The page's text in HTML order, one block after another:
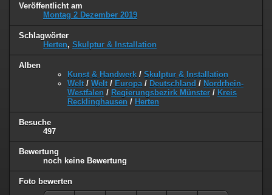
Veröffentlicht am
Montag 2 Dezember 2019
Schlagwörter
Herten, Skulptur & Installation
Alben
Kunst & Handwerk / Skulptur & Installation
Welt / Welt / Europa / Deutschland / Nordrhein-
Westfalen / Regierungsbezirk Münster / Kreis
Recklinghausen / Herten
Besuche
497
Bewertung
noch keine Bewertung
Foto bewerten